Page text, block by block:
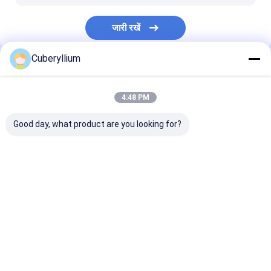
जारी रखें
हमारी श्रेणियाँ
Cuberyllium
4:48 PM
Good day, what product are you looking for?